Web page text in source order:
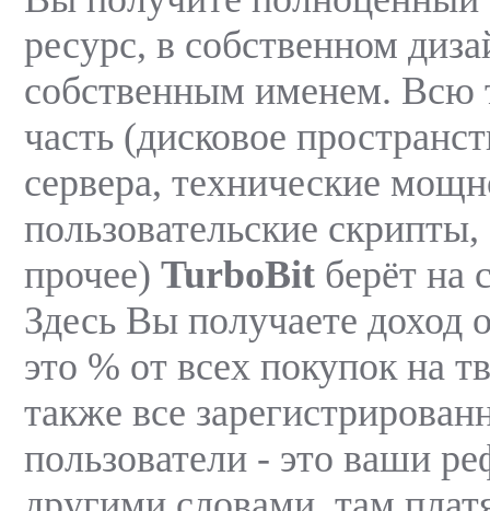
ресурс, в собственном
собственным именем. Всю
часть (дисковое
сервера, технические
пользовательские
прочее) TurboBit берёт на
Здесь Вы получаете доход
это % от всех покупок на
также все
пользователи - это ваши